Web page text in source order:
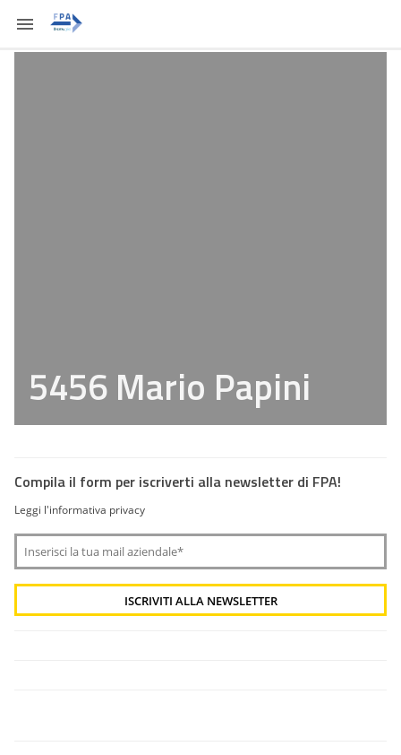
5456 Mario Papini
Compila il form per iscriverti alla newsletter di FPA!
Leggi l'informativa privacy